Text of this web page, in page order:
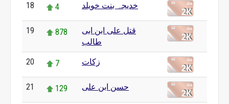
18 4 خدیجہ بنت خویلد
19 878
قتل علی ابن ابی
طالب
20 7 زکات
21 129 حسن ابن علی